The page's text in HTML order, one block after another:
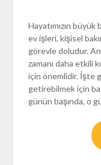
Hayatımızın
ev işleri, kişisel
görevle doludur.
zamanı daha etkili
için önemlidir. İşte
getirebilmek için
günün başında, o